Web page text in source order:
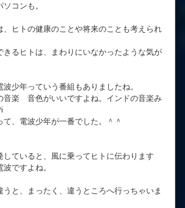
コンも。
、ヒトの健康のことや将来のことも考えられ
きるヒトは、まわりにいなかったような気が
少年っていう番組もありましたね。
音楽 音色がいいですよね。インドの音楽み
て、電波少年が一番でした。＾＾
していると、風に乗ってヒトに伝わります
ですよね。
うと、まったく、違うところへ行っちゃいま